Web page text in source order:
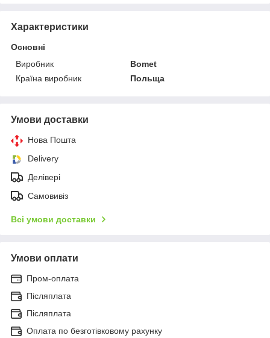
Характеристики
Основні
Виробник
Bomet
Країна виробник
Польща
Умови доставки
Нова Пошта
Delivery
Делівері
Самовивіз
Всі умови доставки
Умови оплати
Пром-оплата
Післяплата
Післяплата
Оплата по безготівковому рахунку